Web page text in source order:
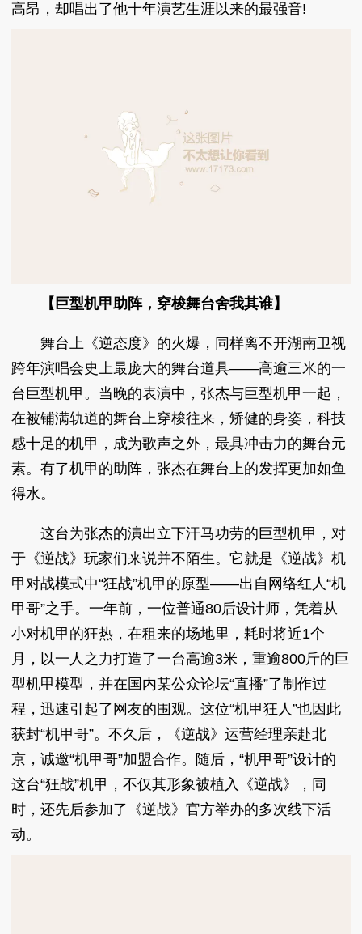
高昂，却唱出了他十年演艺生涯以来的最强音!
【巨型机甲助阵，穿梭舞台舍我其谁】
舞台上《逆态度》的火爆，同样离不开湖南卫视
跨年演唱会史上最庞大的舞台道具——高逾三米的一
台巨型机甲。当晚的表演中，张杰与巨型机甲一起，
在被铺满轨道的舞台上穿梭往来，矫健的身姿，科技
感十足的机甲，成为歌声之外，最具冲击力的舞台元
素。有了机甲的助阵，张杰在舞台上的发挥更加如鱼
得水。
这台为张杰的演出立下汗马功劳的巨型机甲，对
于《逆战》玩家们来说并不陌生。它就是《逆战》机
甲对战模式中“狂战”机甲的原型——出自网络红人“机
甲哥”之手。一年前，一位普通80后设计师，凭着从
小对机甲的狂热，在租来的场地里，耗时将近1个
月，以一人之力打造了一台高逾3米，重逾800斤的巨
型机甲模型，并在国内某公众论坛“直播”了制作过
程，迅速引起了网友的围观。这位“机甲狂人”也因此
获封“机甲哥”。不久后，《逆战》运营经理亲赴北
京，诚邀“机甲哥”加盟合作。随后，“机甲哥”设计的
这台“狂战”机甲，不仅其形象被植入《逆战》，同
时，还先后参加了《逆战》官方举办的多次线下活
动。